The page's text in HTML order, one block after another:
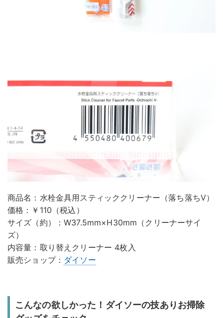
商品名：水栓金具用スティッククリーナー（落ち落ちV）
価格：￥110（税込）
サイズ（約）：W37.5mm×H30mm（クリーナーサイ
ズ）
内容量：取り替えクリーナー 4枚入
販売ショップ： ダイソー
こんなの欲しかった！ダイソーの技ありお掃除